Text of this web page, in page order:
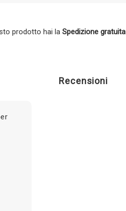
prodotto hai la Spedizione gratuita
Recensioni